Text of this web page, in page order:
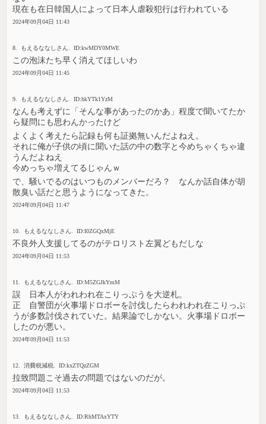
現在も在日韓国人によって日本人虐殺犯行は行われている
2024年09月04日 11:43
8. もえるななしさん. ID:kwMDY0MWE
この泡沫たち早く消えてほしいわ
2024年09月04日 11:45
9. もえるななしさん. ID:hkYTk1YzM
なんも考えずに「そんな事があったのかあ」程度で聞いてたか
ら疑問にも思わんかったけど
よくよく考えたら記録も何も証拠無いんだよねえ。
それに俺が子供の頃に聞いた話の中の数字と今めちゃくちゃ違
うんだよねえ
今めっちゃ増えてるじゃんｗ
で、騒いでるのはいつものメンバーだろ？ なんか話自体が胡
散臭い話だと思うようになってきた。
2024年09月04日 11:47
10. もえるななしさん. ID:I0ZGQxMjE
不良外人支援してるのがテロリスト左翼どもだしな
2024年09月04日 11:53
11. もえるななしさん. ID:M5ZGJkYmM
誤 日本人がわれわれ在こりっぷうを大逆札。
正 自警団が火事場ドロボーを討伐したらわれわれ在こりっぷ
うが多数討伐されていた。結果論でしかない。火事場ドロボー
したのが悪い。
2024年09月04日 11:53
12. 消費税減税. ID:kxZTQzZGM
拉致問題こそ過去の問題ではないのだが。
2024年09月04日 11:53
13. もえるななしさん. ID:RhMTAxYTY